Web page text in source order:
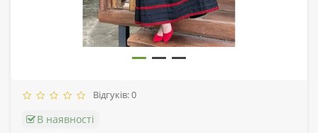
Відгуків: 0
В наявності